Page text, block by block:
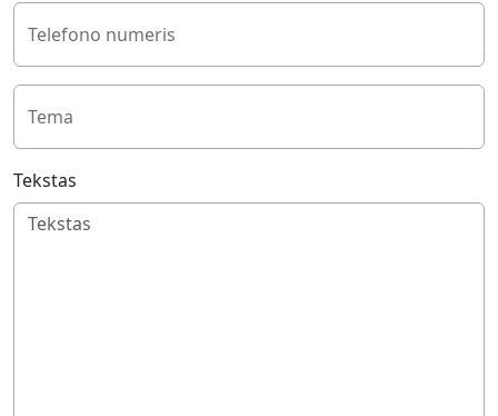
Telefono numeris
Tema
Tekstas